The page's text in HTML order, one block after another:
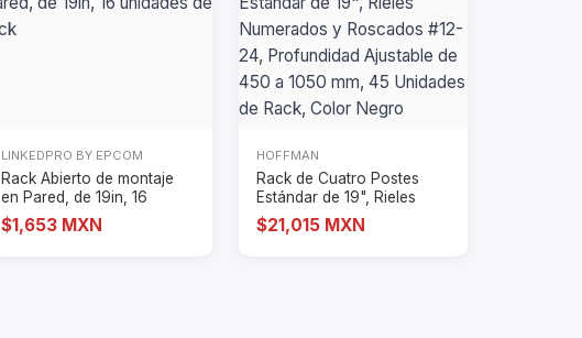
LINKEDPRO BY EPCOM
Rack Abierto de montaje
en Pared, de 19in, 16
unidades de ra
$1,653 MXN
HOFFMAN
Rack de Cuatro Postes
Estándar de 19", Rieles
Numerados y R
$21,015 MXN